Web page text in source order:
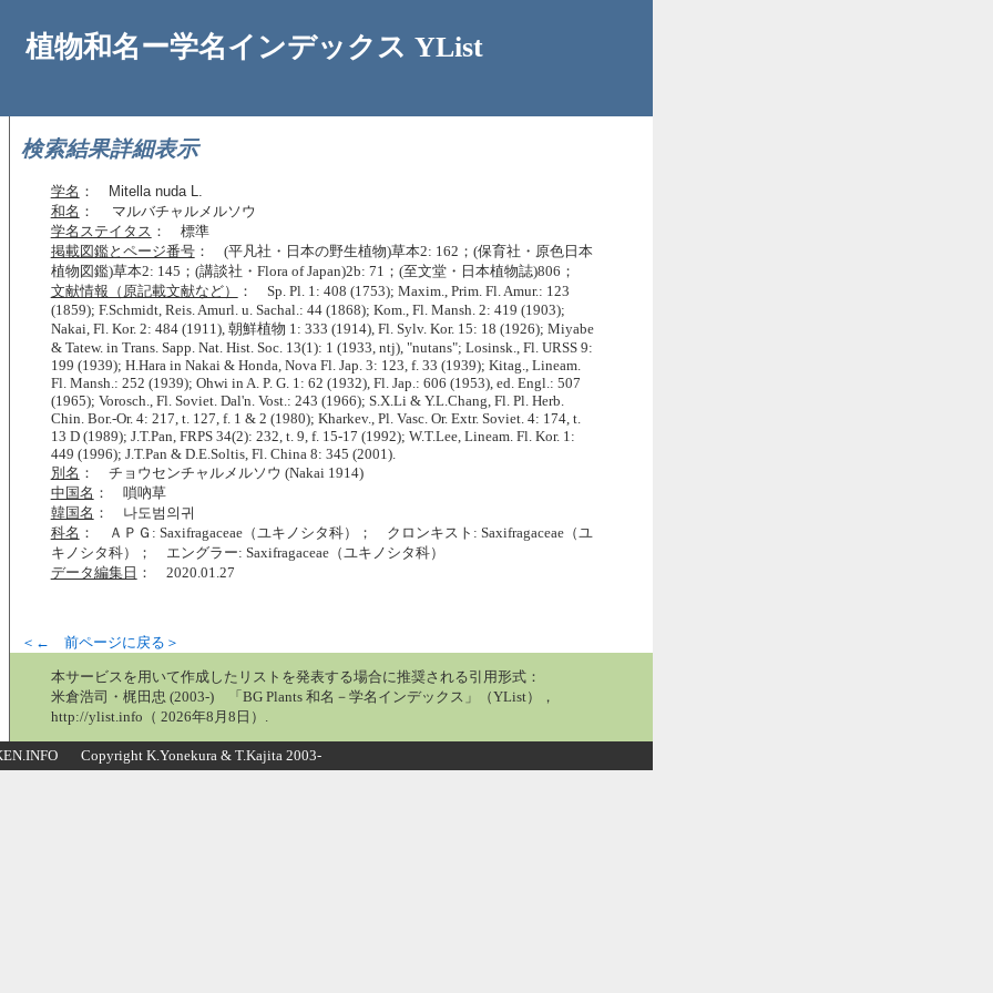
植物和名ー学名インデックス YList
検索結果詳細表示
学名 ：
Mitella nuda L.
和名 ： マルバチャルメルソウ
学名ステイタス ： 標準
掲載図鑑とページ番号： (平凡社・日本の野生植物)草本2: 162；(保育社・原色日本
植物図鑑)草本2: 145；(講談社・Flora of Japan)2b: 71；(至文堂・日本植物誌)806；
文献情報（原記載文献など）
： Sp. Pl. 1: 408 (1753); Maxim., Prim. Fl. Amur.: 123
(1859); F.Schmidt, Reis. Amurl. u. Sachal.: 44 (1868); Kom., Fl. Mansh. 2: 419 (1903);
Nakai, Fl. Kor. 2: 484 (1911), 朝鮮植物 1: 333 (1914), Fl. Sylv. Kor. 15: 18 (1926); Miyabe
& Tatew. in Trans. Sapp. Nat. Hist. Soc. 13(1): 1 (1933, ntj), "nutans"; Losinsk., Fl. URSS 9:
199 (1939); H.Hara in Nakai & Honda, Nova Fl. Jap. 3: 123, f. 33 (1939); Kitag., Lineam.
Fl. Mansh.: 252 (1939); Ohwi in A. P. G. 1: 62 (1932), Fl. Jap.: 606 (1953), ed. Engl.: 507
(1965); Vorosch., Fl. Soviet. Dal'n. Vost.: 243 (1966); S.X.Li & Y.L.Chang, Fl. Pl. Herb.
Chin. Bor.-Or. 4: 217, t. 127, f. 1 & 2 (1980); Kharkev., Pl. Vasc. Or. Extr. Soviet. 4: 174, t.
13 D (1989); J.T.Pan, FRPS 34(2): 232, t. 9, f. 15-17 (1992); W.T.Lee, Lineam. Fl. Kor. 1:
449 (1996); J.T.Pan & D.E.Soltis, Fl. China 8: 345 (2001).
別名 ： チョウセンチャルメルソウ (Nakai 1914)
中国名 ： 嗩吶草
韓国名 ： 나도범의귀
科名 ： ＡＰＧ: Saxifragaceae（ユキノシタ科）； クロンキスト: Saxifragaceae（ユ
キノシタ科）； エングラー: Saxifragaceae（ユキノシタ科）
データ編集日 ： 2020.01.27
＜← 前ページに戻る＞
本サービスを用いて作成したリストを発表する場合に推奨される引用形式：
米倉浩司・梶田忠 (2003-) 「BG Plants 和名－学名インデックス」（YList），
http://ylist.info（ 2026年8月8日）.
Copyright K.Yonekura & T.Kajita 2003-